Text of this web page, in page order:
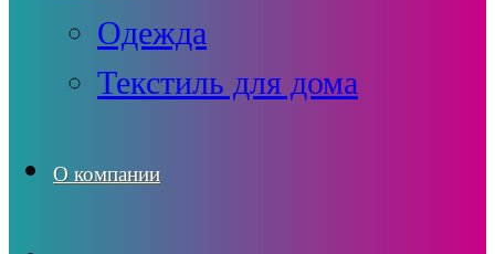
Одежда
Текстиль для дома
О компании